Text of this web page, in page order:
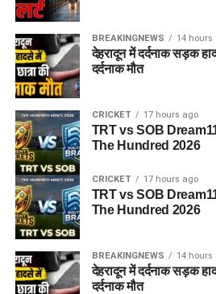
BREAKINGNEWS 14 hours
देहरादून में दर्दनाक सड़क
दर्दनाक मौत
CRICKET 17 hours ago
TRT vs SOB
The Hundred 2026
CRICKET 17 hours ago
TRT vs SOB
The Hundred 2026
BREAKINGNEWS 14 hours
देहरादून में दर्दनाक सड़क
दर्दनाक मौत